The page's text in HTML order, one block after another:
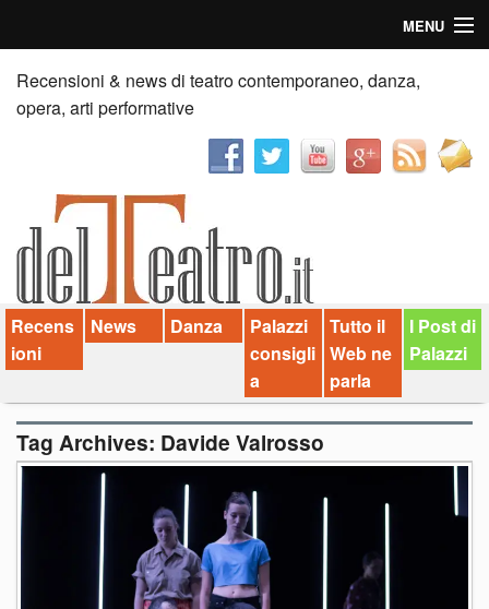
MENU
Home
Recensioni
News
Palazzi consiglia
Video
Chi siamo
Contatti
dT in English
Recensioni & news di teatro contemporaneo, danza,
opera, arti performative
Recens
ioni
News Danza
Palazzi
consigli
a
Tutto il
Web ne
parla
I Post di
Palazzi
Tag Archives: Davide Valrosso